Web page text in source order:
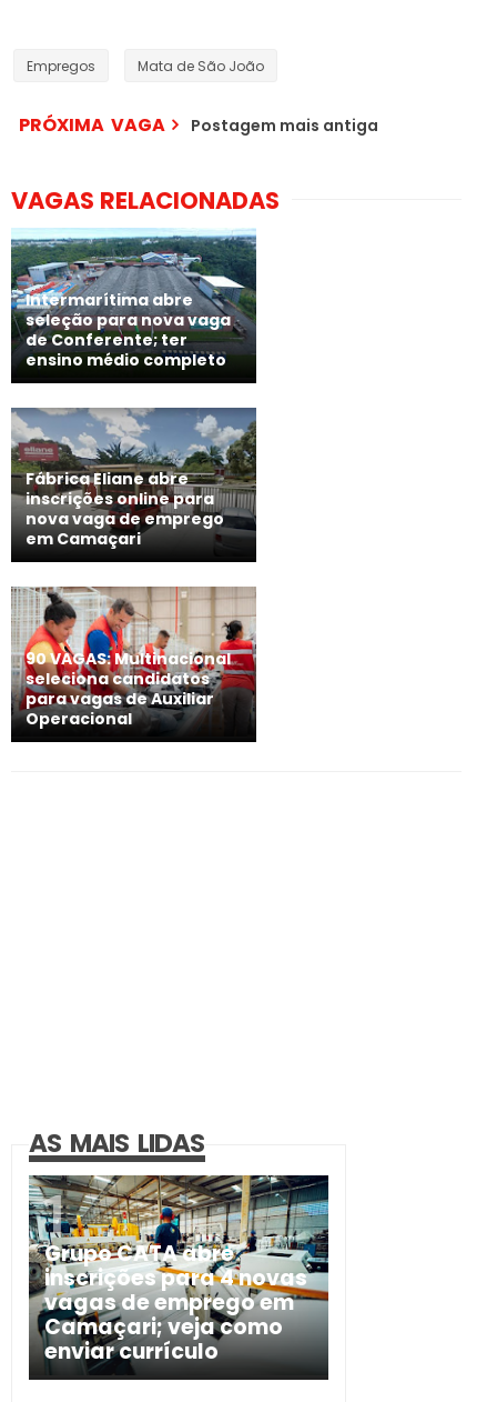
Empregos Mata de São João
PRÓXIMA VAGA Postagem mais antiga
VAGAS RELACIONADAS
Intermarítima abre
seleção para nova vaga
de Conferente; ter
ensino médio completo
Fábrica Eliane abre
inscrições online para
nova vaga de emprego
em Camaçari
90 VAGAS: Multinacional
seleciona candidatos
para vagas de Auxiliar
Operacional
AS MAIS LIDAS
Grupo CATA abre
inscrições para 4 novas
vagas de emprego em
Camaçari; veja como
enviar currículo